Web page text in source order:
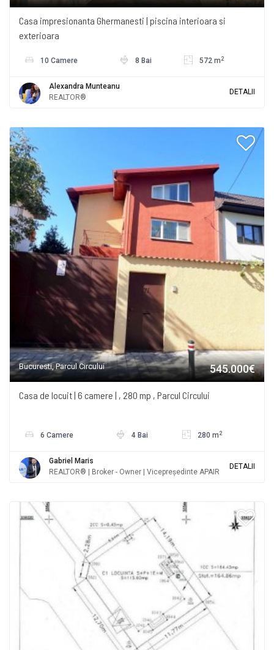
Casa impresionanta Ghermanesti | piscina interioara si
exterioara
10 Camere 8 Bai 572 m 2
Alexandra Munteanu
REALTOR®
DETALII
Bucuresti, Parcul Circului 545.000€
Casa de locuit | 6 camere | , 280 mp , Parcul Circului
6 Camere 4 Bai 280 m 2
Gabriel Maris
REALTOR® | Broker - Owner | Vicepreședinte APAIR
DETALII